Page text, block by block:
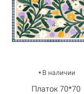
В наличии
Платок 70*70